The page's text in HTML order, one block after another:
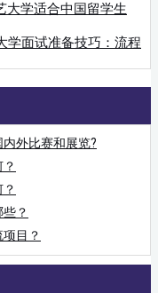
大学适合中国留学生
学面试准备技巧：流程
外比赛和展览?
？
目？